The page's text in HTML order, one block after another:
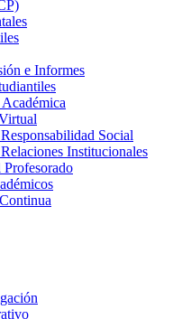
e Informes
Social
Institucionales